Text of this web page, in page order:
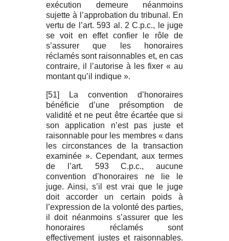
exécution demeure néanmoins
sujette à l’approbation du tribunal. En
vertu de l’art. 593 al. 2 C.p.c., le juge
se voit en effet confier le rôle de
s’assurer que les honoraires
réclamés sont raisonnables et, en cas
contraire, il l’autorise à les fixer « au
montant qu’il indique ».
[51] La convention d’honoraires
bénéficie d’une présomption de
validité et ne peut être écartée que si
son application n’est pas juste et
raisonnable pour les membres « dans
les circonstances de la transaction
examinée ». Cependant, aux termes
de l’art. 593 C.p.c., aucune
convention d’honoraires ne lie le
juge. Ainsi, s’il est vrai que le juge
doit accorder un certain poids à
l’expression de la volonté des parties,
il doit néanmoins s’assurer que les
honoraires réclamés sont
effectivement justes et raisonnables.